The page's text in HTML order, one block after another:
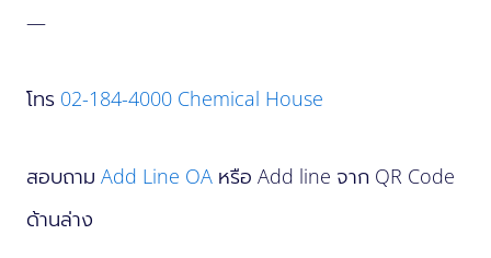
—
โทร 02-184-4000 Chemical House
สอบถาม Add Line OA หรือ Add line จาก QR Code
ด้านล่าง